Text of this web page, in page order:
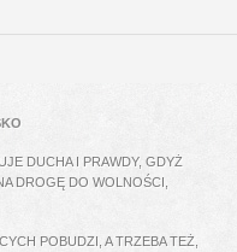
DUCHA I PRAWDY, GDYŻ
DROGĘ DO WOLNOŚCI,
POBUDZI, A TRZEBA TEŻ,